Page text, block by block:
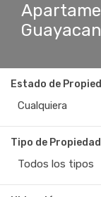
Estado de
Cualquiera
Tipo de Propiedad
Todos los tipos